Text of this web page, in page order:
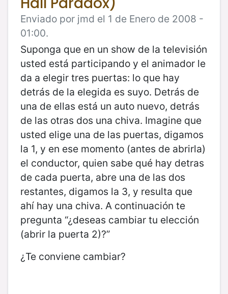
Enviado por jmd el 1 de Enero de 2008 -
01:00.
Suponga que en un show de la televisión
usted está participando y el animador le
da a elegir tres puertas: lo que hay
detrás de la elegida es suyo. Detrás de
una de ellas está un auto nuevo, detrás
de las otras dos una chiva. Imagine que
usted elige una de las puertas, digamos
la 1, y en ese momento (antes de abrirla)
el conductor, quien sabe qué hay detras
de cada puerta, abre una de las dos
restantes, digamos la 3, y resulta que
ahí hay una chiva. A continuación te
pregunta “¿deseas cambiar tu elección
(abrir la puerta 2)?”
¿Te conviene cambiar?